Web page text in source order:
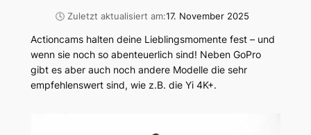
🕓 Zuletzt aktualisiert am:17. November 2025
Actioncams halten deine Lieblingsmomente fest – und
wenn sie noch so abenteuerlich sind! Neben GoPro
gibt es aber auch noch andere Modelle die sehr
empfehlenswert sind, wie z.B. die Yi 4K+.